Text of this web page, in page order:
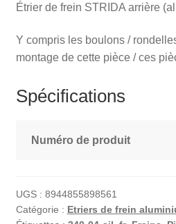
Étrier de frein STRIDA arrière
Y compris les boulons /
montage de cette pièce / ces
Spécifications
Numéro de produit
UGS : 8944855898561
Catégorie : Etriers de frein